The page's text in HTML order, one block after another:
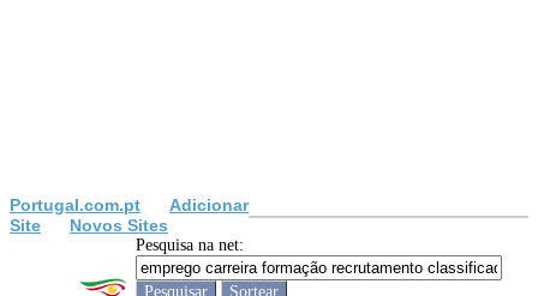
Portugal.com.pt
Adicionar
Site
Novos Sites
Pesquisa na net: